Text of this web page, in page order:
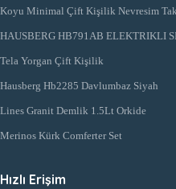
Koyu Minimal Çift Kişilik Nevresim
HAUSBERG HB791AB ELEKTRIKLI
Tela Yorgan Çift Kişilik
Hausberg Hb2285 Davlumbaz Siyah
Lines Granit Demlik 1.5Lt Orkide
Merinos Kürk Comferter Set
Hızlı Erişim